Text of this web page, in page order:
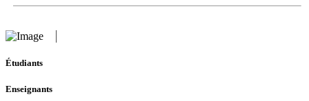
Étudiants
Enseignants